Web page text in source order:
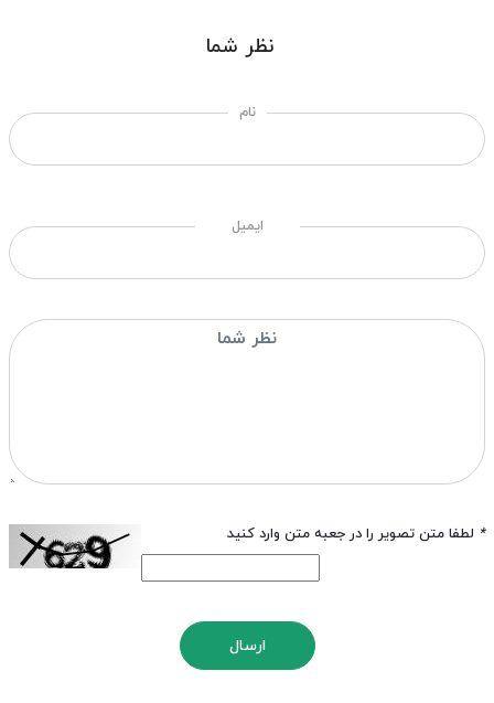
نظر شما
نام
ایمیل
* لطفا متن تصویر را در جعبه متن وارد کنید
ارسال